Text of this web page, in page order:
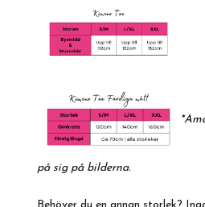
*
på sig på bilderna.